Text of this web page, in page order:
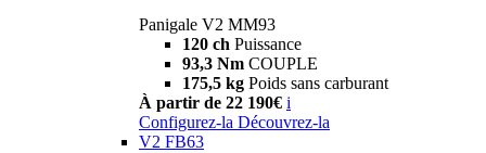
Panigale V2 MM93
120 ch Puissance
93,3 Nm COUPLE
175,5 kg Poids sans carburant
À partir de 22 190€ i
Configurez-la Découvrez-la
V2 FB63